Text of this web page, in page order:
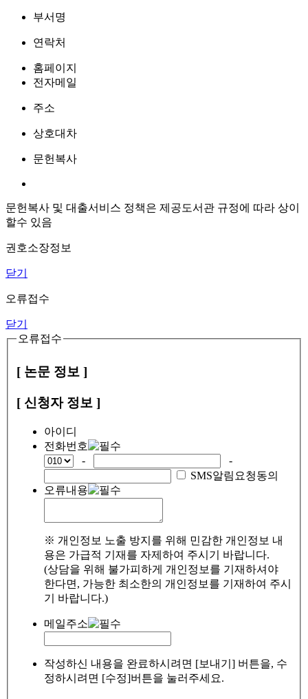
부서명
연락처
홈페이지
전자메일
주소
상호대차
문헌복사
문헌복사 및 대출서비스 정책은 제공도서관 규정에 따라 상이
할수 있음
권호소장정보
닫기
오류접수
닫기
오류접수
[ 논문 정보 ]
[ 신청자 정보 ]
아이디
전화번호
-
-
SMS알림요청동의
오류내용
※ 개인정보 노출 방지를 위해 민감한 개인정보 내
용은 가급적 기재를 자제하여 주시기 바랍니다.
(상담을 위해 불가피하게 개인정보를 기재하셔야
한다면, 가능한 최소한의 개인정보를 기재하여 주시
기 바랍니다.)
메일주소
작성하신 내용을 완료하시려면 [보내기] 버튼을, 수
정하시려면 [수정]버튼을 눌러주세요.